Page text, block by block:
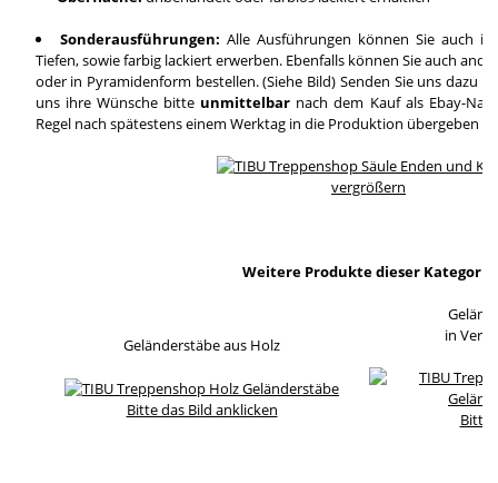
Sonderausführungen: Alle Ausführungen können Sie auch
Tiefen, sowie farbig lackiert erwerben. Ebenfalls können Sie auch
oder in Pyramidenform bestellen. (Siehe Bild) Senden Sie uns dazu
uns ihre Wünsche bitte unmittelbar nach dem Kauf als Ebay-
Regel nach spätestens einem Werktag in die Produktion übergeben
vergrößern
Weitere Produkte dieser Kategorie
Geländerstäbe aus Holz
Bitte das Bild anklicken
in
Bitte